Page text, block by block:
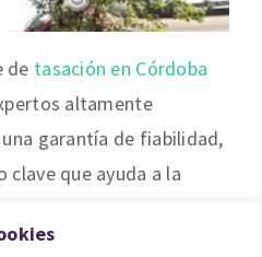
de tasación en Córdoba
altamente
garantía de fiabilidad,
clave que ayuda a la